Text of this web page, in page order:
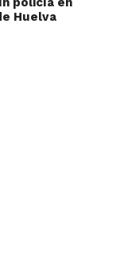
Huelva